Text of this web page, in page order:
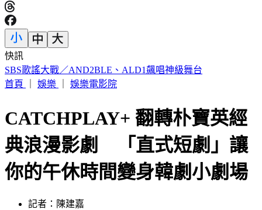
快訊
颱風遠離「大雨繼續灌」連下6天 雨區轉移炸到紅爆
首頁
娛樂 娛樂電影院
CATCHPLAY+ 翻轉朴寶英經
典浪漫影劇 「直式短劇」讓
你的午休時間變身韓劇小劇場
記者：陳建嘉